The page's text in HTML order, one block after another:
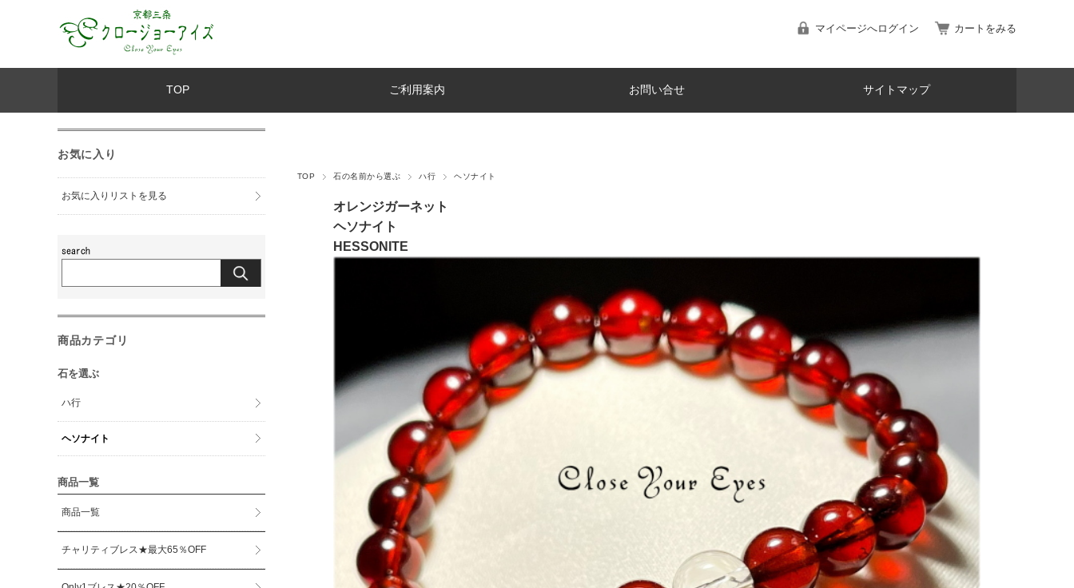
マイページへログイン カートをみる
TOP ご利用案内 お問い合せ サイトマップ
TOP 石の名前から選ぶ ハ行 ヘソナイト
オレンジガーネット
ヘソナイト
HESSONITE
お気に入り
お気に入りリストを見る
商品カテゴリ
石を選ぶ
ハ行
ヘソナイト
商品一覧
商品一覧
チャリティブレス★最大65％OFF